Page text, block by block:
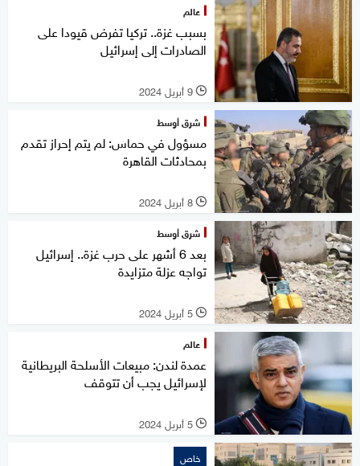
عالم
بسبب غزة.. تركيا تفرض قيودا على
الصادرات إلى إسرائيل
l 9 أبريل 2024
شرق أوسط
مسؤول في حماس: لم يتم إحراز تقدم
بمحادثات القاهرة
l 8 أبريل 2024
شرق أوسط
بعد 6 أشهر على حرب غزة.. إسرائيل
تواجه عزلة متزايدة
l 5 أبريل 2024
عالم
عمدة لندن: مبيعات الأسلحة البريطانية
لإسرائيل يجب أن تتوقف
l 5 أبريل 2024
خاص